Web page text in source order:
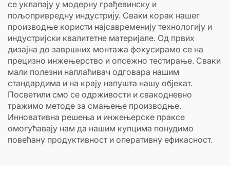
се уклапају у модерну грађевинску и
пољопривредну индустрију. Сваки корак нашег
производње користи најсавременију технологију и
индустријски квалитетне материјале. Од првих
дизајна до завршних монтажа фокусирамо се на
прецизно инжењерство и опсежно тестирање. Сваки
мали полезни наплаћивач одговара нашим
стандардима и на крају напушта нашу објекат.
Посветили смо се одрживости и свакодневно
тражимо методе за смањење производње.
Инновативна решења и инжењерске праксе
омогућавају нам да нашим купцима понудимо
повећану продуктивност и оперативну ефикасност.